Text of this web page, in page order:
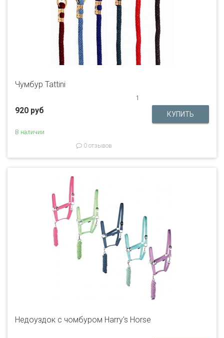
Чумбур Tattini
1
920 руб
В наличии
0 отзывов
Недоуздок с чомбуром Harry's Horse